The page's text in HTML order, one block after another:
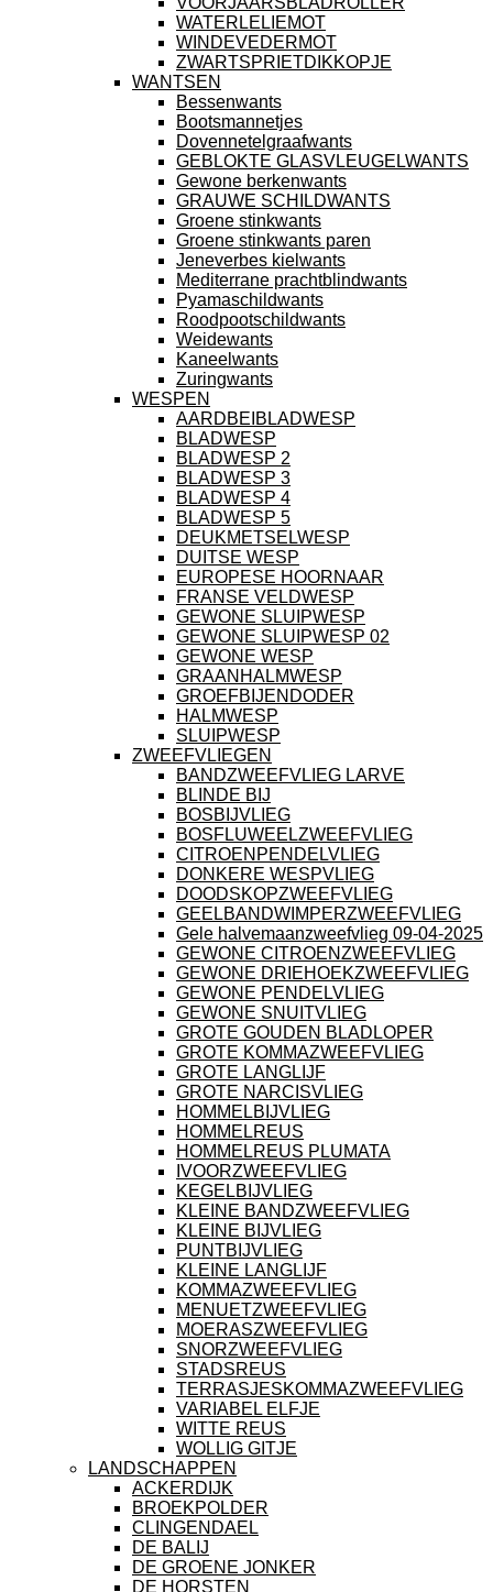
WATERLELIEMOT
WINDEVEDERMOT
ZWARTSPRIETDIKKOPJE
WANTSEN
Bessenwants
Bootsmannetjes
Dovennetelgraafwants
GEBLOKTE GLASVLEUGELWANTS
Gewone berkenwants
GRAUWE SCHILDWANTS
Groene stinkwants
Groene stinkwants paren
Jeneverbes kielwants
Mediterrane prachtblindwants
Pyamaschildwants
Roodpootschildwants
Weidewants
Kaneelwants
Zuringwants
WESPEN
AARDBEIBLADWESP
BLADWESP
BLADWESP 2
BLADWESP 3
BLADWESP 4
BLADWESP 5
DEUKMETSELWESP
DUITSE WESP
EUROPESE HOORNAAR
FRANSE VELDWESP
GEWONE SLUIPWESP
GEWONE SLUIPWESP 02
GEWONE WESP
GRAANHALMWESP
GROEFBIJENDODER
HALMWESP
SLUIPWESP
ZWEEFVLIEGEN
BANDZWEEFVLIEG LARVE
BLINDE BIJ
BOSBIJVLIEG
BOSFLUWEELZWEEFVLIEG
CITROENPENDELVLIEG
DONKERE WESPVLIEG
DOODSKOPZWEEFVLIEG
GEELBANDWIMPERZWEEFVLIEG
Gele halvemaanzweefvlieg 09-04-2025
GEWONE CITROENZWEEFVLIEG
GEWONE DRIEHOEKZWEEFVLIEG
GEWONE PENDELVLIEG
GEWONE SNUITVLIEG
GROTE GOUDEN BLADLOPER
GROTE KOMMAZWEEFVLIEG
GROTE LANGLIJF
GROTE NARCISVLIEG
HOMMELBIJVLIEG
HOMMELREUS
HOMMELREUS PLUMATA
IVOORZWEEFVLIEG
KEGELBIJVLIEG
KLEINE BANDZWEEFVLIEG
KLEINE BIJVLIEG
PUNTBIJVLIEG
KLEINE LANGLIJF
KOMMAZWEEFVLIEG
MENUETZWEEFVLIEG
MOERASZWEEFVLIEG
SNORZWEEFVLIEG
STADSREUS
TERRASJESKOMMAZWEEFVLIEG
VARIABEL ELFJE
WITTE REUS
WOLLIG GITJE
LANDSCHAPPEN
ACKERDIJK
BROEKPOLDER
CLINGENDAEL
DE BALIJ
DE GROENE JONKER
DE HORSTEN